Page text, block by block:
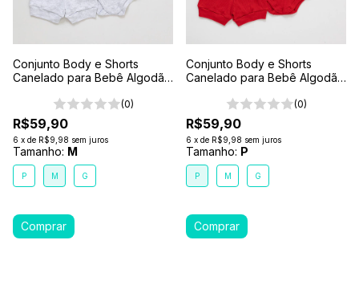
Conjunto Body e Shorts
Canelado para Bebê Algodão
(0)
R$59,90
6 x de R$9,98 sem juros
Tamanho: M
P M G
Conjunto Body e Shorts
Canelado para Bebê Algodão
(0)
R$59,90
6 x de R$9,98 sem juros
Tamanho: P
P M G